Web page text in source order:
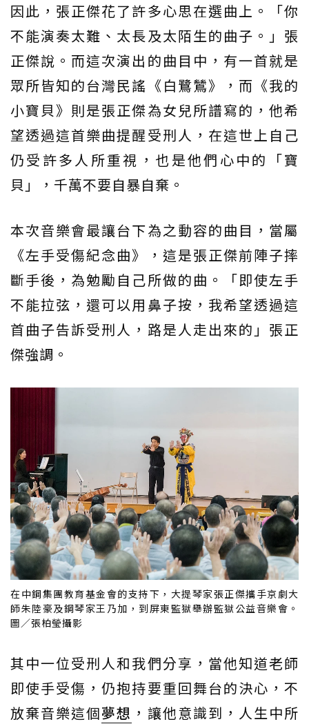
因此，張正傑花了許多心思在選曲上。「你
不能演奏太難、太長及太陌生的曲子。」張
正傑說。而這次演出的曲目中，有一首就是
眾所皆知的台灣民謠《白鷺鷥》，而《我的
小寶貝》則是張正傑為女兒所譜寫的，他希
望透過這首樂曲提醒受刑人，在這世上自己
仍受許多人所重視，也是他們心中的「寶
貝」，千萬不要自暴自棄。
本次音樂會最讓台下為之動容的曲目，當屬
《左手受傷紀念曲》，這是張正傑前陣子摔
斷手後，為勉勵自己所做的曲。「即使左手
不能拉弦，還可以用鼻子按，我希望透過這
首曲子告訴受刑人，路是人走出來的」張正
傑強調。
在中鋼集團教育基金會的支持下，大提琴家張正傑攜手京劇大
師朱陸豪及鋼琴家王乃加，到屏東監獄舉辦監獄公益音樂會。
圖／張柏瑩攝影
其中一位受刑人和我們分享，當他知道老師
即使手受傷，仍抱持要重回舞台的決心，不
放棄音樂這個夢想 ，讓他意識到，人生中所